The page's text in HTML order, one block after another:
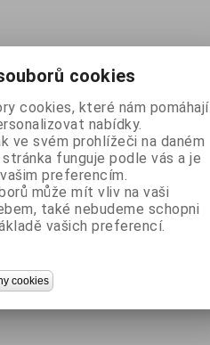
cookies
cookies, které nám pomáhají
nabídky.
ve svém prohlížeči na daném
funguje podle vás a je
preferencím.
může mít vliv na vaši
také nebudeme schopni
vašich preferencí.
cookies